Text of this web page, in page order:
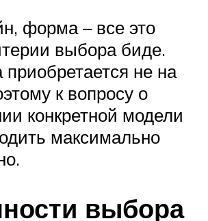
форма – все это
выбора биде.
приобретается не на
к вопросу о
конкретной модели
максимально
выбора